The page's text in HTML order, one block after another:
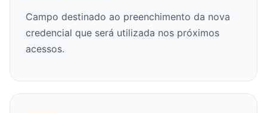
Campo destinado ao preenchimento da nova
credencial que será utilizada nos próximos
acessos.